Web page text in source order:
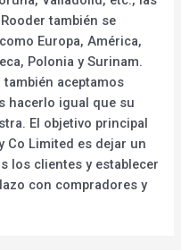
también se
Europa, América,
Polonia y Surinam.
aceptamos
hacerlo igual que su
El objetivo principal
Co Limited es dejar un
los clientes y establecer
con compradores y